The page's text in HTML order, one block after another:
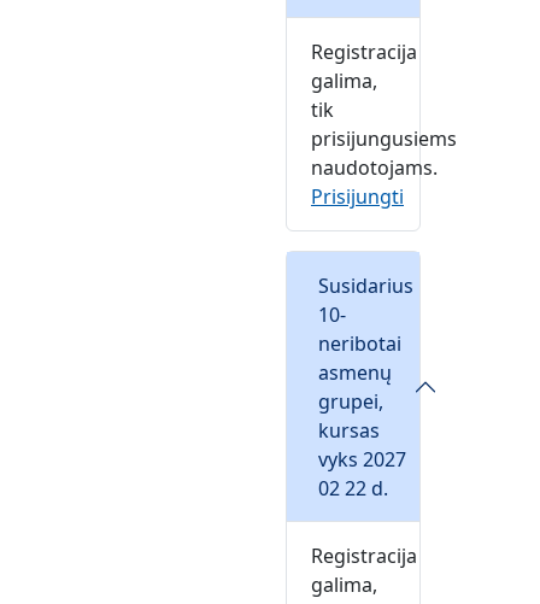
Registracija
galima,
tik
prisijungusiems
naudotojams.
Prisijungti
Susidarius
10-
neribotai
asmenų
grupei,
kursas
vyks 2027
02 22 d.
Registracija
galima,